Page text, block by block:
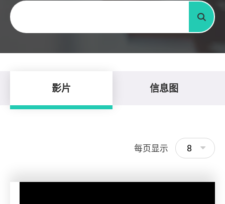
关键字
搜寻
影片 信息图
每页显示 8